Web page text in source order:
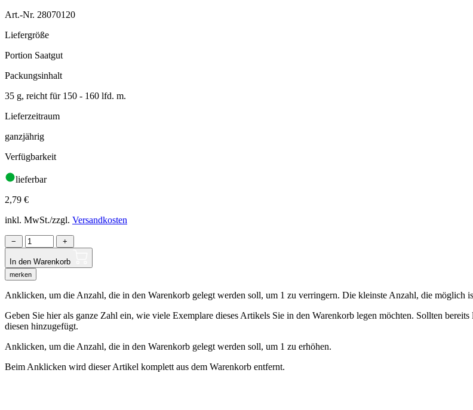
Art.-Nr. 28070120
Liefergröße
Portion Saatgut
Packungsinhalt
35 g, reicht für 150 - 160 lfd. m.
Lieferzeitraum
ganzjährig
Verfügbarkeit
lieferbar
2,79 €
inkl. MwSt./zzgl. Versandkosten
− +
In den Warenkorb
merken
Anklicken, um die Anzahl, die in den Warenkorb gelegt werden soll, um 1 zu verringern. Die kleinste Anzahl, die möglich
Geben Sie hier als ganze Zahl ein, wie viele Exemplare dieses Artikels Sie in den Warenkorb legen möchten. Sollten
diesen hinzugefügt.
Anklicken, um die Anzahl, die in den Warenkorb gelegt werden soll, um 1 zu erhöhen.
Beim Anklicken wird dieser Artikel komplett aus dem Warenkorb entfernt.